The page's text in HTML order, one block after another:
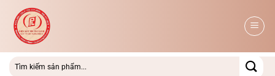
qua
dung